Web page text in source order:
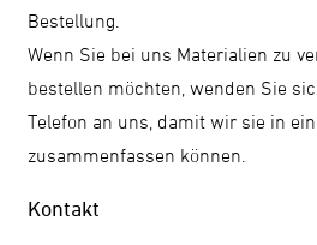
Bestellung.
Wenn Sie bei uns Materialien zu
bestellen möchten, wenden Sie
Telefon an uns, damit wir sie in
zusammenfassen können.
Kontakt